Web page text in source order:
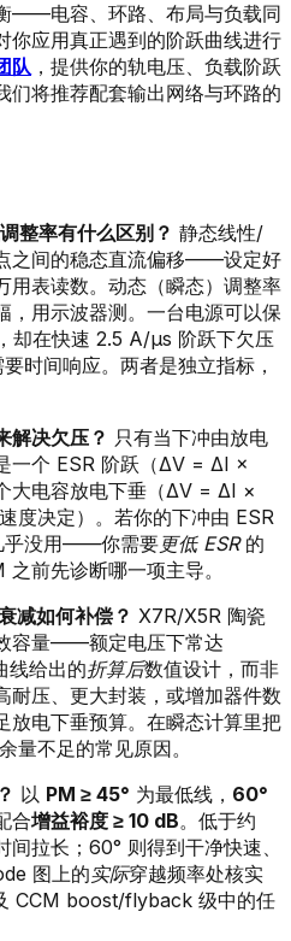
——电容、环路、布局与负载同
应用真正遇到的阶跃曲线进行
队 ，提供你的轨电压、负载阶跃
将推荐配套输出网络与环路的
整率有什么区别？ 静态线性/
之间的稳态直流偏移——设定好
用表读数。动态（瞬态）调整率
，用示波器测。一台电源可以保
却在快速 2.5 A/µs 阶跃下欠压
时间响应。两者是独立指标，
解决欠压？ 只有当下冲由放电
一个 ESR 阶跃（ΔV = ΔI ×
大电容放电下垂（ΔV = ΔI ×
度决定）。若你的下冲由 ESR
乎没用——你需要更低 ESR的
前先诊断哪一项主导。
减如何补偿？ X7R/X5R 陶瓷
容量——额定电压下常达
线给出的折算后数值设计，而非
耐压、更大封装，或增加器件数
放电下垂预算。在瞬态计算里把
量不足的常见原因。
以 PM ≥ 45° 为最低线， 60°
合增益裕度 ≥ 10 dB。低于约
拉长；60° 则得到干净快速、
图上的实际穿越频率处核实
CCM boost/flyback 级中的任